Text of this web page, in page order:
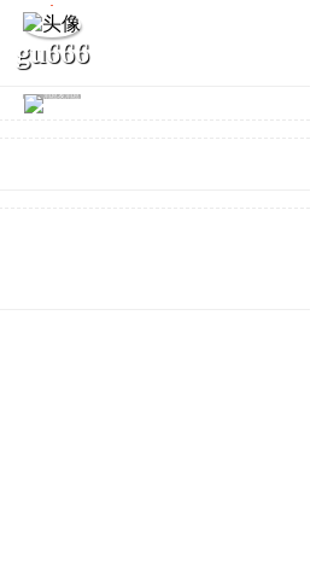
gu666
发消息